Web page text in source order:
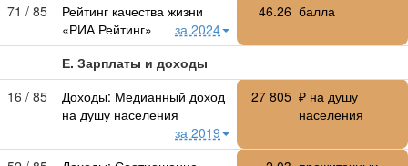
71 / 85
Рейтинг качества жизни
«РИА Рейтинг»
за 2024
46.26 балла
Е. Зарплаты и доходы
16 / 85
Доходы: Медианный доход
на душу населения
за 2019
27 805 ₽ на душу
населения